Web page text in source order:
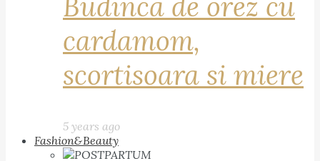
cardamom,
scortisoara si miere
5 years ago
Fashion&Beauty